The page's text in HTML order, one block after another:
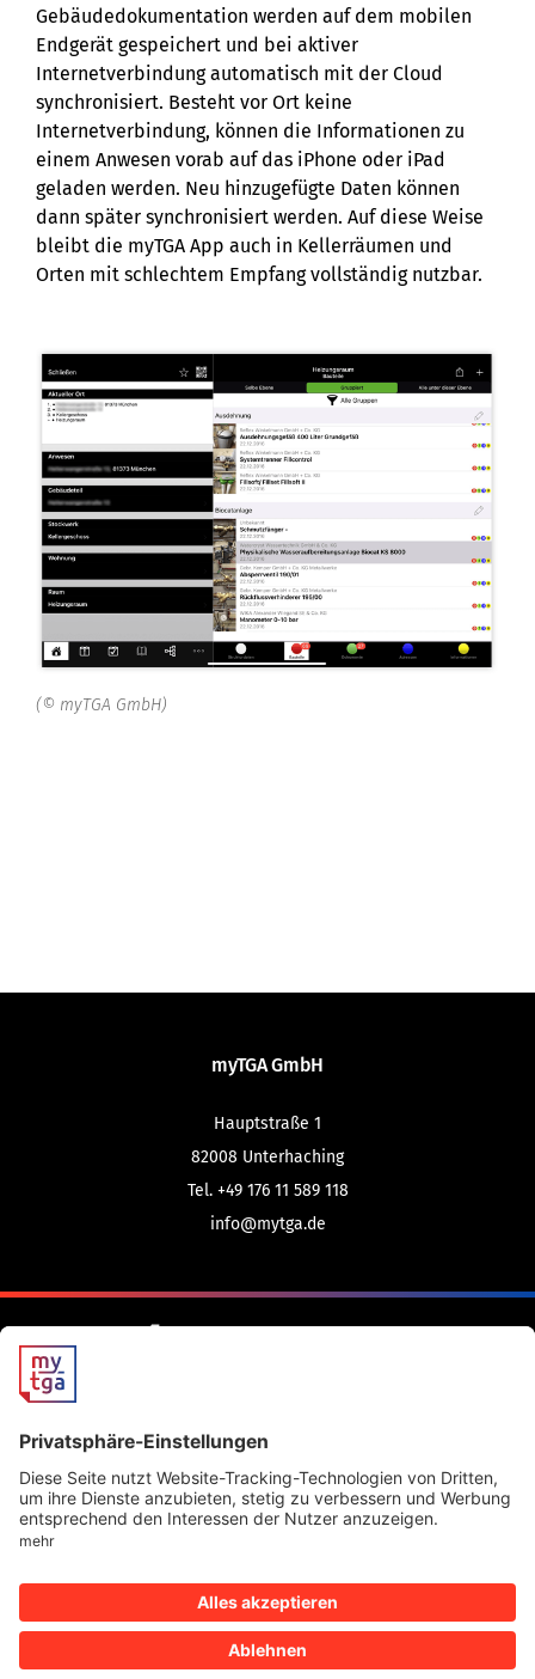
Gebäudedokumentation werden auf dem mobilen
Endgerät gespeichert und bei aktiver
Internetverbindung automatisch mit der Cloud
synchronisiert. Besteht vor Ort keine
Internetverbindung, können die Informationen zu
einem Anwesen vorab auf das iPhone oder iPad
geladen werden. Neu hinzugefügte Daten können
dann später synchronisiert werden. Auf diese Weise
bleibt die myTGA App auch in Kellerräumen und
Orten mit schlechtem Empfang vollständig nutzbar.
(© myTGA GmbH)
myTGA GmbH
Hauptstraße 1
82008 Unterhaching
Tel. +49 176 11 589 118
info@mytga.de
© 2022-2026 myTGA GmbH
Impressum Datenschutz AGB Cookie-Einstellungen
myTGA App